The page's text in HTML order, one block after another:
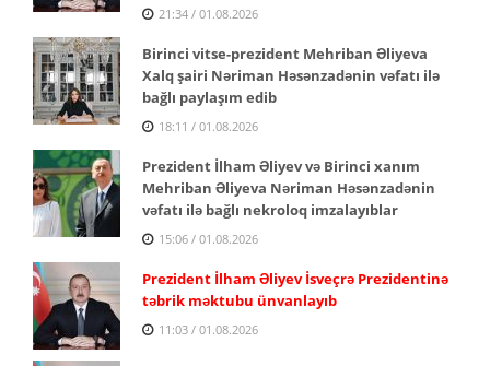
21:34 / 01.08.2026
Birinci vitse-prezident Mehriban Əliyeva
Xalq şairi Nəriman Həsənzadənin vəfatı ilə
bağlı paylaşım edib
18:11 / 01.08.2026
Prezident İlham Əliyev və Birinci xanım
Mehriban Əliyeva Nəriman Həsənzadənin
vəfatı ilə bağlı nekroloq imzalayıblar
15:06 / 01.08.2026
Prezident İlham Əliyev İsveçrə Prezidentinə
təbrik məktubu ünvanlayıb
11:03 / 01.08.2026